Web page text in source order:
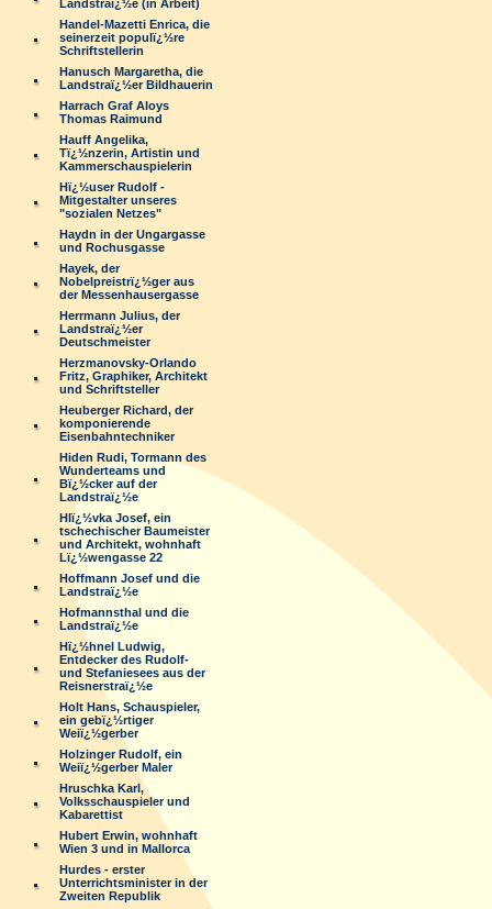
Landstraï¿½e (in Arbeit)
Handel-Mazetti Enrica, die
seinerzeit populï¿½re
Schriftstellerin
Hanusch Margaretha, die
Landstraï¿½er Bildhauerin
Harrach Graf Aloys
Thomas Raimund
Hauff Angelika,
Tï¿½nzerin, Artistin und
Kammerschauspielerin
Hï¿½user Rudolf -
Mitgestalter unseres
"sozialen Netzes"
Haydn in der Ungargasse
und Rochusgasse
Hayek, der
Nobelpreistrï¿½ger aus
der Messenhausergasse
Herrmann Julius, der
Landstraï¿½er
Deutschmeister
Herzmanovsky-Orlando
Fritz, Graphiker, Architekt
und Schriftsteller
Heuberger Richard, der
komponierende
Eisenbahntechniker
Hiden Rudi, Tormann des
Wunderteams und
Bï¿½cker auf der
Landstraï¿½e
Hlï¿½vka Josef, ein
tschechischer Baumeister
und Architekt, wohnhaft
Lï¿½wengasse 22
Hoffmann Josef und die
Landstraï¿½e
Hofmannsthal und die
Landstraï¿½e
Hï¿½hnel Ludwig,
Entdecker des Rudolf-
und Stefaniesees aus der
Reisnerstraï¿½e
Holt Hans, Schauspieler,
ein gebï¿½rtiger
Weiï¿½gerber
Holzinger Rudolf, ein
Weiï¿½gerber Maler
Hruschka Karl,
Volksschauspieler und
Kabarettist
Hubert Erwin, wohnhaft
Wien 3 und in Mallorca
Hurdes - erster
Unterrichtsminister in der
Zweiten Republik